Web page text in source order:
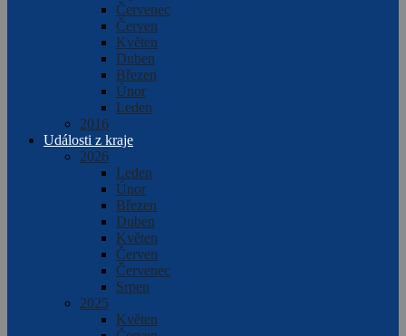
Červenec
Červen
Květen
Duben
Březen
Únor
Leden
2016
Události z kraje
2026
Leden
Únor
Březen
Duben
Květen
Červen
Červenec
Srpen
2025
Květen